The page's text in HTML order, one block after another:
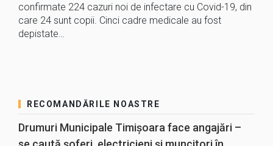
confirmate 224 cazuri noi de infectare cu Covid-19, din
care 24 sunt copii. Cinci cadre medicale au fost
depistate…
RECOMANDĂRILE NOASTRE
Drumuri Municipale Timișoara face angajări –